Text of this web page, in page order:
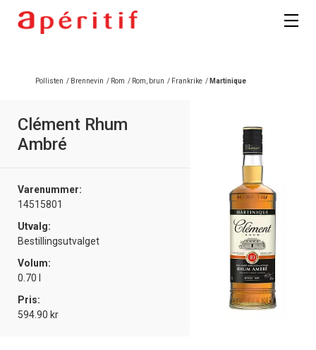
Pollisten / Brennevin / Rom / Rom, brun / Frankrike / Martinique
Clément Rhum
Ambré
Varenummer:
14515801
Utvalg:
Bestillingsutvalget
Volum:
0.70 l
Pris:
594.90 kr